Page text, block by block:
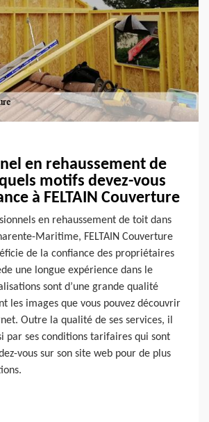
en rehaussement de
motifs devez-vous
à FELTAIN Couverture
en rehaussement de toit dans
Maritime, FELTAIN Couverture
de la confiance des propriétaires
une longue expérience dans le
sont d’une grande qualité
les images que vous pouvez découvrir
Outre la qualité de ses services, il
par ses conditions tarifaires qui sont
vous sur son site web pour de plus